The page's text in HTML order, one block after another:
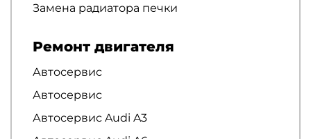
Замена радиатора печки
Ремонт двигателя
Автосервис
Автосервис
Автосервис Audi A3